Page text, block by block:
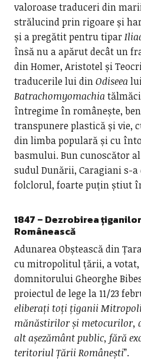
valoroase traduceri din
strălucind prin rigoare și
și a pregătit pentru tipar
însă nu a apărut decât un
din Homer, Aristotel și
traducerile lui dinOdiseea
Batrachomyomachia
întregime în românește,
transpunere plastică și vie,
din limba populară și cu
basmului. Bun cunoscător
sudul Dunării, Caragiani s-a
folclorul, foarte puțin știut
1847 – Dezrobirea
Românească
Adunarea Obștească din
cu mitropolitul țării, a votat,
domnitorului Gheorghe
proiectul de lege la 11/23
eliberați toți țiganii
mănăstirilor și metocurilor,
alt așezământ public, fără
teritoriul Țării Românești”.